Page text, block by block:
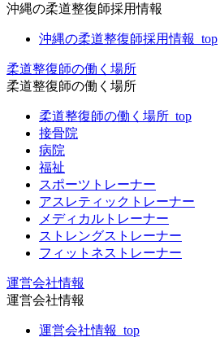
沖縄の柔道整復師採用情報
沖縄の柔道整復師採用情報_top
柔道整復師の働く場所
柔道整復師の働く場所
柔道整復師の働く場所_top
接骨院
病院
福祉
スポーツトレーナー
アスレティックトレーナー
メディカルトレーナー
ストレングストレーナー
フィットネストレーナー
運営会社情報
運営会社情報
運営会社情報_top